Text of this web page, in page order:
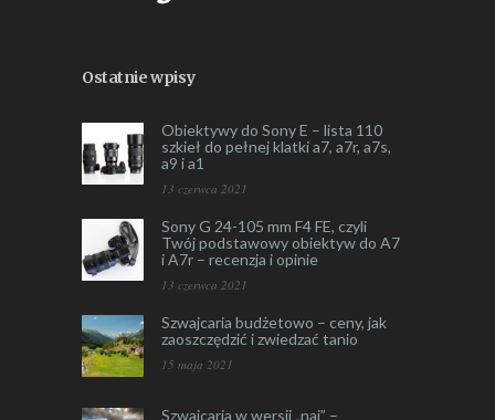
Ostatnie wpisy
Obiektywy do Sony E – lista 110
szkieł do pełnej klatki a7, a7r, a7s,
a9 i a1
13 czerwca 2021
Sony G 24-105 mm F4 FE, czyli
Twój podstawowy obiektyw do A7
i A7r – recenzja i opinie
13 czerwca 2021
Szwajcaria budżetowo – ceny, jak
zaoszczędzić i zwiedzać tanio
15 maja 2021
Szwajcaria w wersji „naj” –